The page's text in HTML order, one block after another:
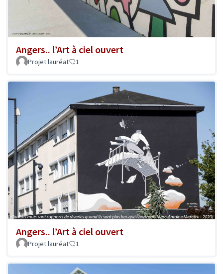
Angers.. l’Art à ciel ouvert
Projet lauréat 1
Angers.. l’Art à ciel ouvert
Projet lauréat 1